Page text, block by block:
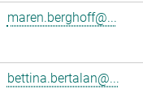
maren.berghoff@...
bettina.bertalan@...